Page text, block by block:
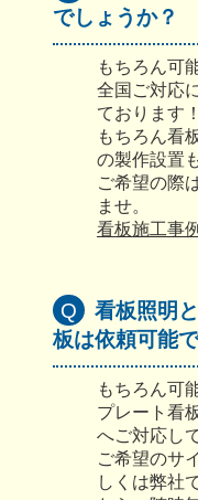
でしょうか？
もちろん可
全国ご対応
ております！
もちろん看
の製作設置
ご希望の際
ませ。
看板施工事
看板照明
板は依頼可能
もちろん可
プレート看
へご対応し
ご希望のサ
しくは弊社